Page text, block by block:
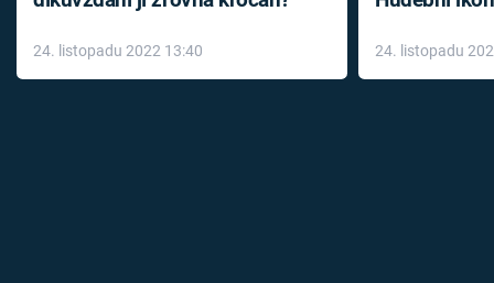
24. listopadu 2022 13:40
léky
24. listopadu